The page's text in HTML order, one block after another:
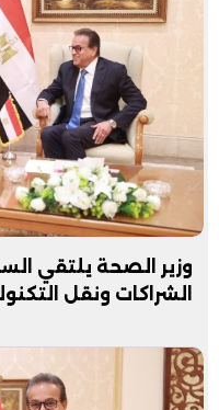
وزير الصحة يلتقي
الشراكات ونقل